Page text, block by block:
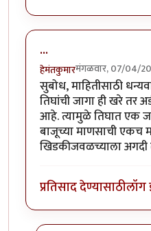
...
हेमंतकुमारमंगळवार, 07/04/
सुबोध, माहितीसाठी
तिघांची जागा ही खरे तर
आहे. त्यामुळे तिघात एक
बाजूच्या माणसाची एकच
खिडकीजवळच्याला
प्रतिसाद देण्यासाठीलॉग